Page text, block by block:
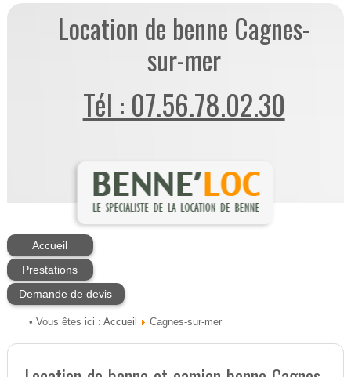
Location de benne Cagnes-
sur-mer
Tél : 07.56.78.02.30
Accueil
Prestations
Demande de devis
• Vous êtes ici : Accueil Cagnes-sur-mer